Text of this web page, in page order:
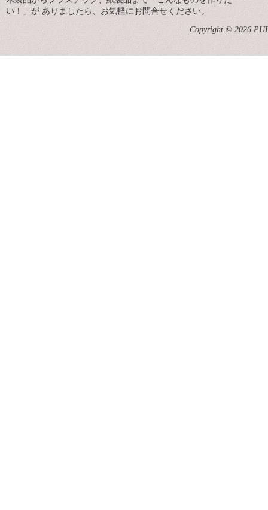
い！」が ありましたら、お気軽にお問合せください。
Copyright © 2026